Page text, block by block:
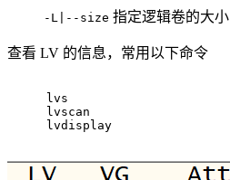
-L|--size 指定逻辑卷的大小
查看 LV 的信息，常用以下命令
lvs
lvscan
lvdisplay